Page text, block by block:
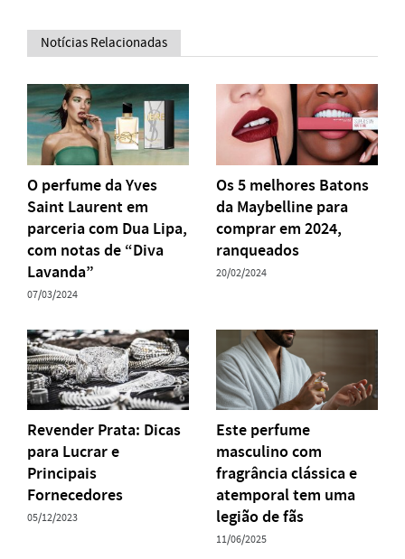
Notícias Relacionadas
O perfume da Yves
Saint Laurent em
parceria com Dua Lipa,
com notas de “Diva
Lavanda”
07/03/2024
Os 5 melhores Batons
da Maybelline para
comprar em 2024,
ranqueados
20/02/2024
Revender Prata: Dicas
para Lucrar e
Principais
Fornecedores
05/12/2023
Este perfume
masculino com
fragrância clássica e
atemporal tem uma
legião de fãs
11/06/2025